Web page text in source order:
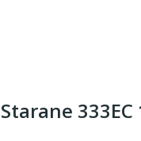
Starane 333EC